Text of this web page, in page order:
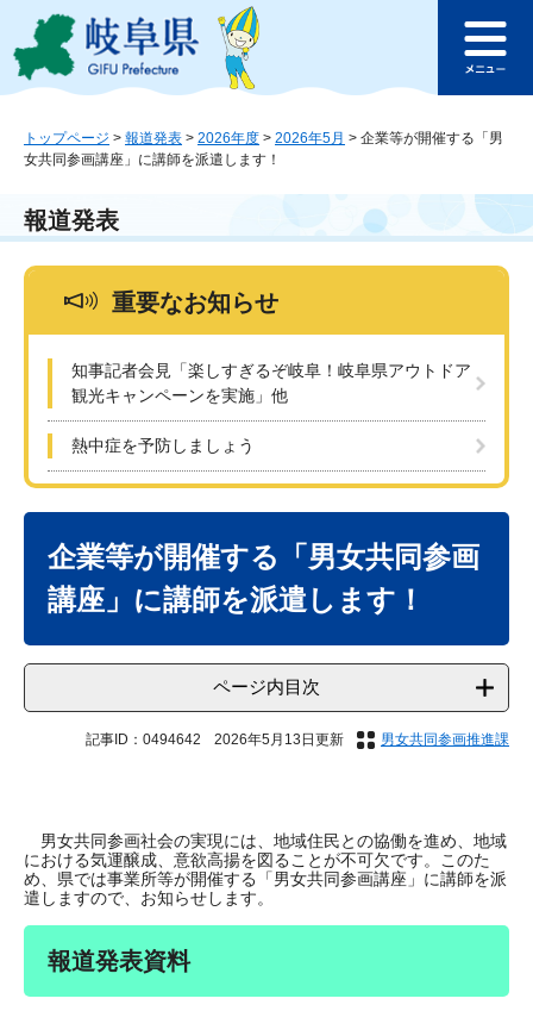
ジ
ュ
本
このページの本文へ
ュ
トップページ > 報道発表 > 2026年度 > 2026年5月 > 企業等が開催する「男
女共同参画講座」に講師を派遣します！
報道発表
重要なお知らせ
知事記者会見「楽しすぎるぞ岐阜！岐阜県アウトドア
観光キャンペーンを実施」他
熱中症を予防しましょう
企業等が開催する「男女共同参画
講座」に講師を派遣します！
ページ内目次
記事ID：0494642 2026年5月13日更新 男女共同参画推進課
男女共同参画社会の実現には、地域住民との協働を進め、地域
における気運醸成、意欲高揚を図ることが不可欠です。このた
め、県では事業所等が開催する「男女共同参画講座」に講師を派
遣しますので、お知らせします。
報道発表資料